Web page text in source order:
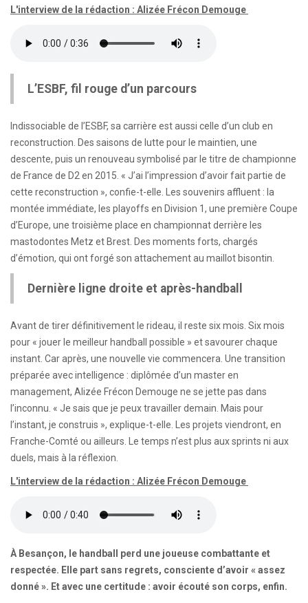
L'interview de la rédaction : Alizée Frécon Demouge
L’ESBF, fil rouge d’un parcours
Indissociable de l’ESBF, sa carrière est aussi celle d’un club en
reconstruction. Des saisons de lutte pour le maintien, une
descente, puis un renouveau symbolisé par le titre de championne
de France de D2 en 2015. « J’ai l’impression d’avoir fait partie de
cette reconstruction », confie-t-elle. Les souvenirs affluent : la
montée immédiate, les playoffs en Division 1, une première Coupe
d’Europe, une troisième place en championnat derrière les
mastodontes Metz et Brest. Des moments forts, chargés
d’émotion, qui ont forgé son attachement au maillot bisontin.
Dernière ligne droite et après-handball
Avant de tirer définitivement le rideau, il reste six mois. Six mois
pour « jouer le meilleur handball possible » et savourer chaque
instant. Car après, une nouvelle vie commencera. Une transition
préparée avec intelligence : diplômée d’un master en
management, Alizée Frécon Demouge ne se jette pas dans
l’inconnu. « Je sais que je peux travailler demain. Mais pour
l’instant, je construis », explique-t-elle. Les projets viendront, en
Franche-Comté ou ailleurs. Le temps n’est plus aux sprints ni aux
duels, mais à la réflexion.
L'interview de la rédaction : Alizée Frécon Demouge
À Besançon, le handball perd une joueuse combattante et
respectée. Elle part sans regrets, consciente d’avoir « assez
donné ». Et avec une certitude : avoir écouté son corps, enfin.